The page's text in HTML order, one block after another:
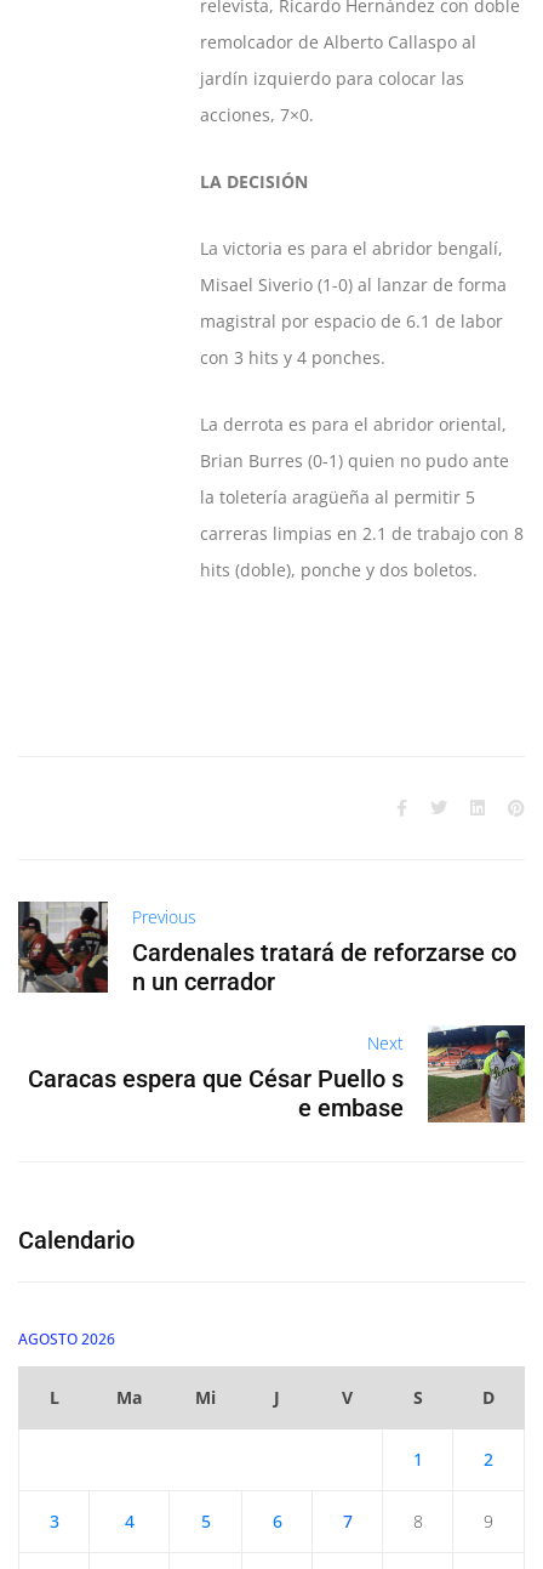
relevista, Ricardo Hernández con doble
remolcador de Alberto Callaspo al
jardín izquierdo para colocar las
acciones, 7×0.
LA DECISIÓN
La victoria es para el abridor bengalí,
Misael Siverio (1-0) al lanzar de forma
magistral por espacio de 6.1 de labor
con 3 hits y 4 ponches.
La derrota es para el abridor oriental,
Brian Burres (0-1) quien no pudo ante
la toletería aragüeña al permitir 5
carreras limpias en 2.1 de trabajo con 8
hits (doble), ponche y dos boletos.
Previous
Cardenales tratará de reforzarse co
n un cerrador
Next
Caracas espera que César Puello s
e embase
Calendario
AGOSTO 2026
L Ma Mi J V S D
1 2
3 4 5 6 7 8 9